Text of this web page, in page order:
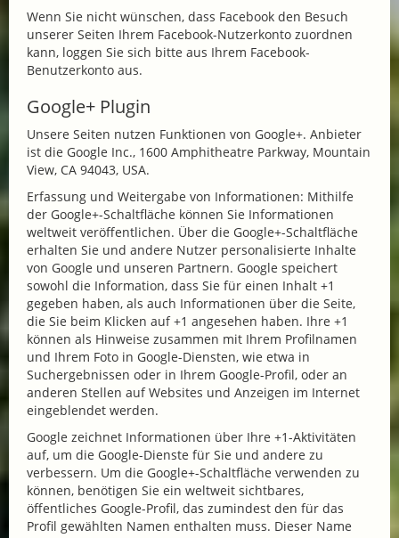
Wenn Sie nicht wünschen, dass Facebook den Besuch
unserer Seiten Ihrem Facebook-Nutzerkonto zuordnen
kann, loggen Sie sich bitte aus Ihrem Facebook-
Benutzerkonto aus.
Google+ Plugin
Unsere Seiten nutzen Funktionen von Google+. Anbieter
ist die Google Inc., 1600 Amphitheatre Parkway, Mountain
View, CA 94043, USA.
Erfassung und Weitergabe von Informationen: Mithilfe
der Google+-Schaltfläche können Sie Informationen
weltweit veröffentlichen. Über die Google+-Schaltfläche
erhalten Sie und andere Nutzer personalisierte Inhalte
von Google und unseren Partnern. Google speichert
sowohl die Information, dass Sie für einen Inhalt +1
gegeben haben, als auch Informationen über die Seite,
die Sie beim Klicken auf +1 angesehen haben. Ihre +1
können als Hinweise zusammen mit Ihrem Profilnamen
und Ihrem Foto in Google-Diensten, wie etwa in
Suchergebnissen oder in Ihrem Google-Profil, oder an
anderen Stellen auf Websites und Anzeigen im Internet
eingeblendet werden.
Google zeichnet Informationen über Ihre +1-Aktivitäten
auf, um die Google-Dienste für Sie und andere zu
verbessern. Um die Google+-Schaltfläche verwenden zu
können, benötigen Sie ein weltweit sichtbares,
öffentliches Google-Profil, das zumindest den für das
Profil gewählten Namen enthalten muss. Dieser Name